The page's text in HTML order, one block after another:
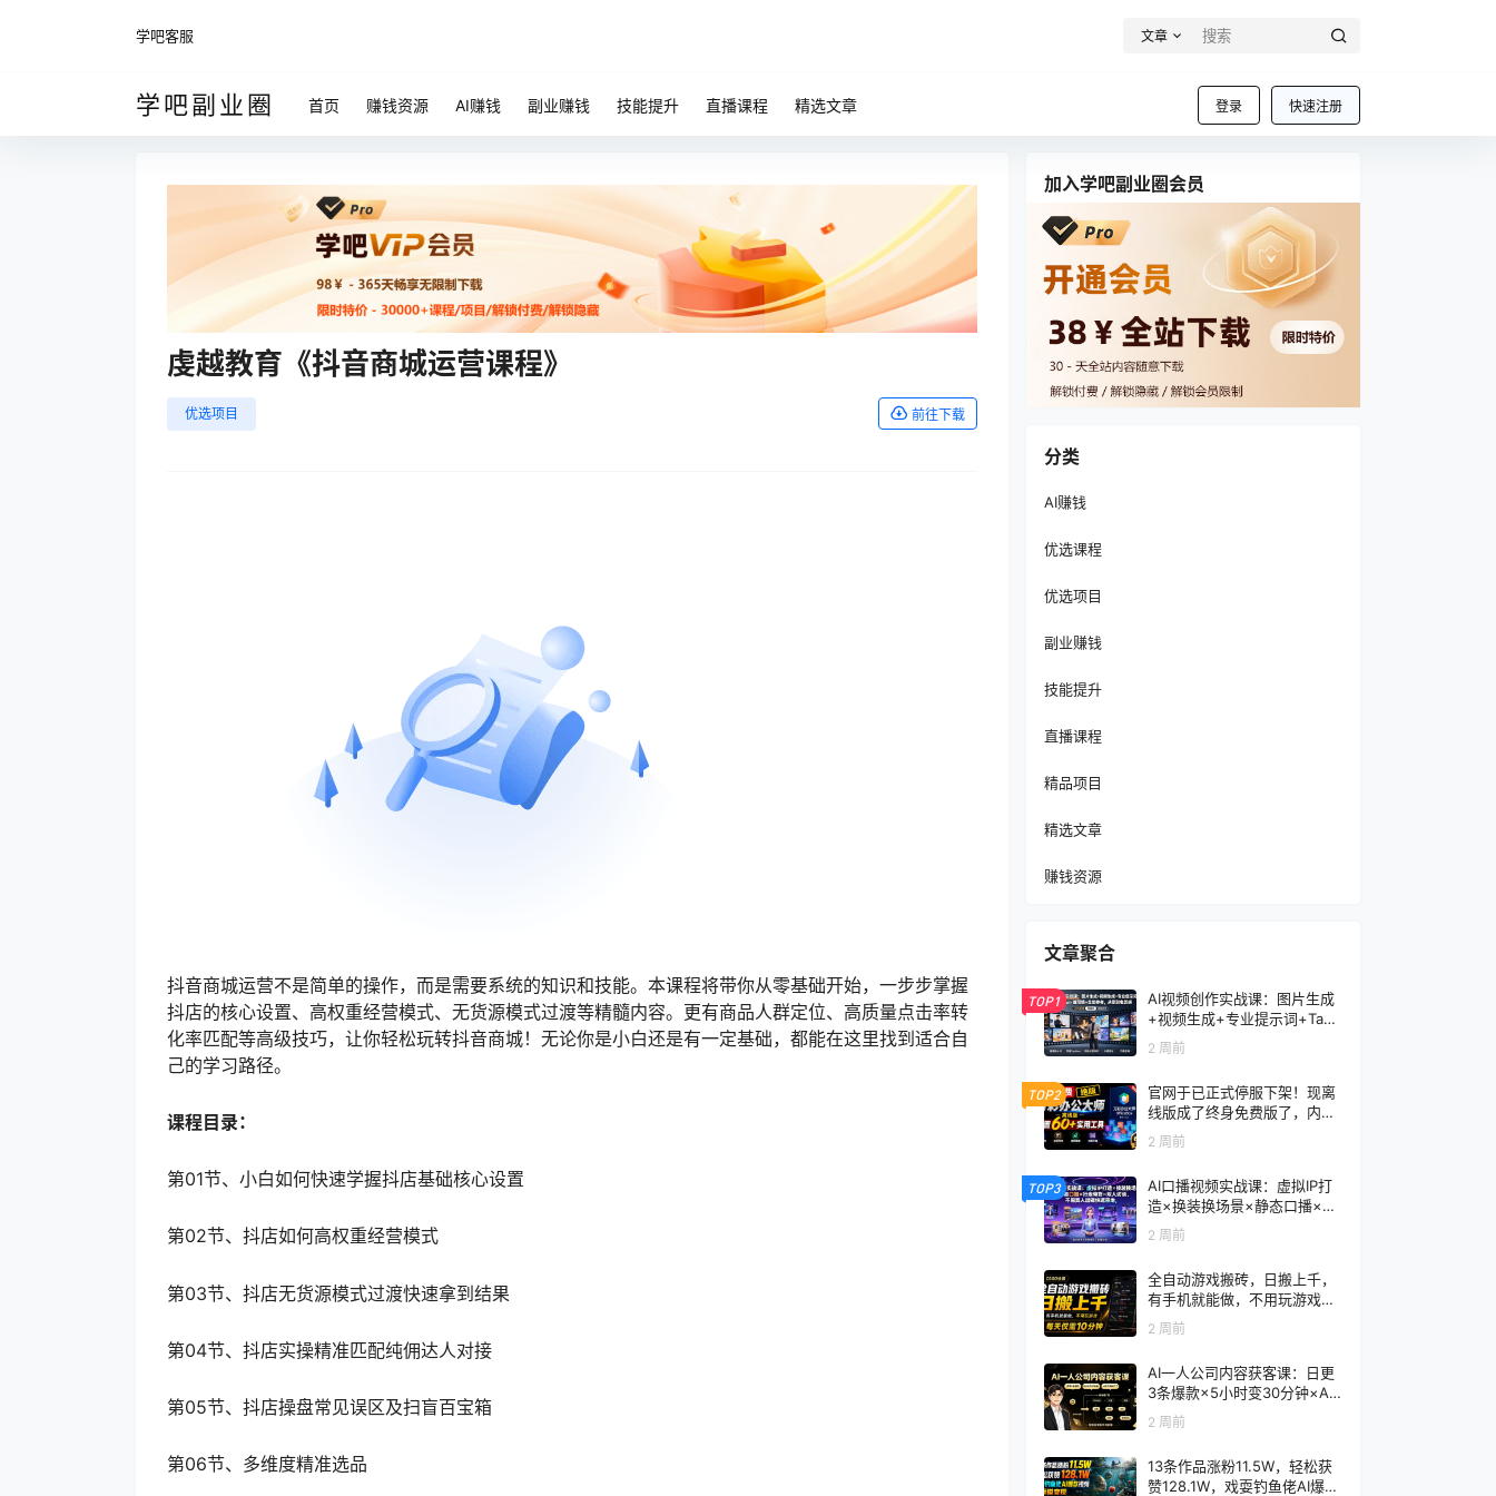
学吧客服 文章
学吧副业圈 登录 快速注册
首页 赚钱资源 AI赚钱 副业赚钱 技能提升 直播课程 精选文章
虔越教育《抖音商城运营课程》
优选项目 前往下载
抖音商城运营不是简单的操作，而是需要系统的知识和技能。本课程将带你从零基础开始，一步步掌握
抖店的核心设置、高权重经营模式、无货源模式过渡等精髓内容。更有商品人群定位、高质量点击率转
化率匹配等高级技巧，让你轻松玩转抖音商城！无论你是小白还是有一定基础，都能在这里找到适合自
己的学习路径。
课程目录：
第01节、小白如何快速学握抖店基础核心设置
第02节、抖店如何高权重经营模式
第03节、抖店无货源模式过渡快速拿到结果
第04节、抖店实操精准匹配纯佣达人对接
第05节、抖店操盘常见误区及扫盲百宝箱
第06节、多维度精准选品
加入学吧副业圈会员
分类
AI赚钱
优选课程
优选项目
副业赚钱
技能提升
直播课程
精品项目
精选文章
赚钱资源
文章聚合
TOP1
AI视频创作实战课：图片生成
+视频生成+专业提示词+TapN
ow×首尾帧+全能参考，从零
到电影感成片
2 周前
TOP2
官网于已正式停服下架！现离
线版成了终身免费版了，内置
60+实用工具 万彩办公大师离
线版 OfficeBox
2 周前
TOP3
AI口播视频实战课：虚拟IP打
造×换装换场景×静态口播×行
走带货×双人访谈，不用真人
出镜快速落地
2 周前
全自动游戏搬砖，日搬上千，
有手机就能做，不用玩游戏，
每天仅需10分钟
2 周前
AI一人公司内容获客课：日更
3条爆款×5小时变30分钟×AI
员工自动打工，轻松实现多平
台获客
2 周前
13条作品涨粉11.5W，轻松获
赞128.1W，戏耍钓鱼佬AI爆款